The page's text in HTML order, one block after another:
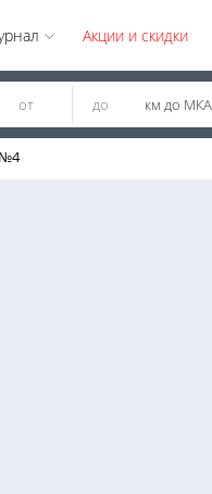
Акции и скидки
км до